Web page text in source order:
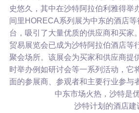
史悠久，其中在沙特阿拉伯利雅得举
间里HORECA系列展为中东的酒店
台，吸引了大量优质的供应商和买家
贸易展览会已成为沙特阿拉伯酒店等
聚会场所。该展会为买家和供应商提
时举办例如研讨会等一系列活动，它
面的参展商、参观者和主要行业参与
中东市场火热，沙特是
沙特计划的酒店建